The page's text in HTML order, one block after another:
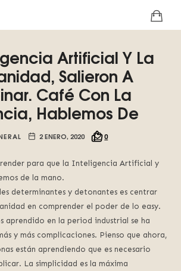
Artificial Y La
Salieron A
Café Con La
Hablemos De
2 ENERO, 2020 0
para que la Inteligencia Artificial y
de la mano.
determinantes y detonantes es centrar
en comprender el poder de lo easy.
aprendido en la period industrial se ha
y más complicaciones. Pienso que ahora,
están aprendiendo que es necesario
La simplicidad es la máxima